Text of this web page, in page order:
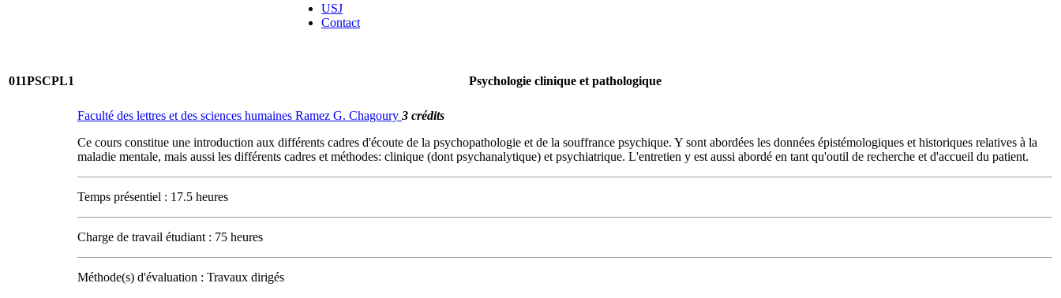
USJ
Contact
011PSCPL1 Psychologie clinique et pathologique
Faculté des lettres et des sciences humaines Ramez G. Chagoury 3 crédits
Ce cours constitue une introduction aux différents cadres d'écoute de la psychopathologie et de la souffrance psychique. Y sont abordées les données épistémologiques et historiques relatives à la
maladie mentale, mais aussi les différents cadres et méthodes: clinique (dont psychanalytique) et psychiatrique. L'entretien y est aussi abordé en tant qu'outil de recherche et d'accueil du patient.
Temps présentiel : 17.5 heures
Charge de travail étudiant : 75 heures
Méthode(s) d'évaluation : Travaux dirigés